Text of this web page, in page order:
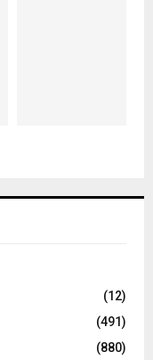
(12)
(491)
(880)